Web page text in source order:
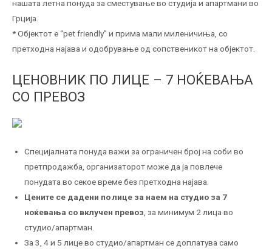
нашата летна понуда за сместување во студија и апартмани во
Грција.
* Објектот е “pet friendly” и прима мали миленичиња, со
претходна најава и одобрување од сопственикот на објектот.
ЦЕНОВНИК ПО ЛИЦЕ – 7 НОЌЕВАЊА
СО ПРЕВОЗ
Специјалната понуда важи за ограничен број на соби во
претпродажба, организаторот може да ја повлече
понудата во секое време без претходна најава.
Цените се дадени по лице за наем на студио за 7
ноќевања со вклучен превоз, за минимум 2 лица во
студио/апартман.
За 3, 4 и 5 лице во студио/апартман се доплатува само